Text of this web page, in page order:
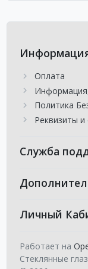
Оплата
Политика
Реквизиты
Служба
Личный
Работает на
Стеклянные